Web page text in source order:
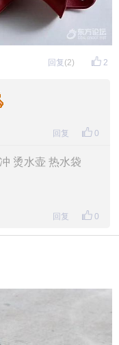
2
回复 (2)
0
回复
烫水壶 热水袋
0
回复